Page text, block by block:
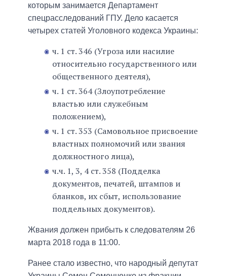
которым занимается Департамент
спецрасследований ГПУ. Дело касается
четырех статей Уголовного кодекса Украины:
ч. 1 ст. 346 (Угроза или насилие
относительно государственного или
общественного деятеля),
ч. 1 ст. 364 (Злоупотребление
властью или служебным
положением),
ч. 1 ст. 353 (Самовольное присвоение
властных полномочий или звания
должностного лица),
ч.ч. 1, 3, 4 ст. 358 (Подделка
документов, печатей, штампов и
бланков, их сбыт, использование
поддельных документов).
Жвания должен прибыть к следователям 26
марта 2018 года в 11:00.
Ранее стало известно, что народный депутат